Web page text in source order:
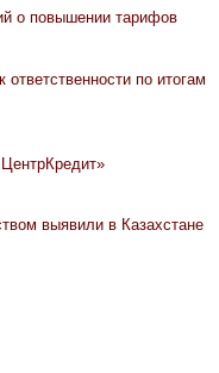
о повышении тарифов
по итогам
выявили в Казахстане